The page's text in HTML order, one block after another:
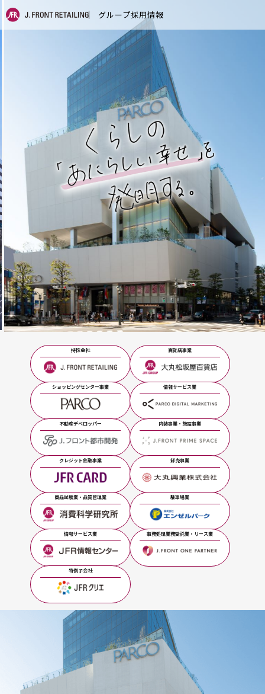
グループ採用情報
持株会社 百貨店事業
ショッピングセンター事業 情報サービス業
不動産デベロッパー 内装事業・施設事業
クレジット金融事業 卸売事業
商品試験業・品質管理業 駐車場業
情報サービス業 事務処理業務受託業・リース業
特例子会社